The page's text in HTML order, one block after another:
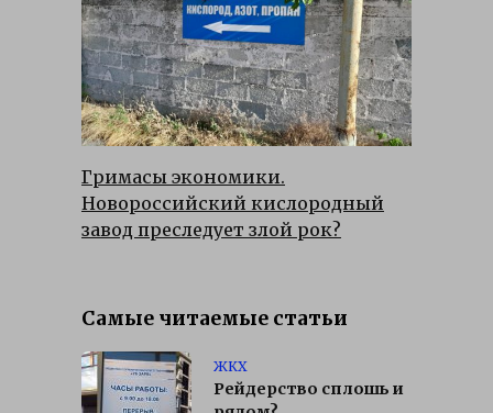
Гримасы экономики.
Новороссийский кислородный
завод преследует злой рок?
Самые читаемые статьи
ЖКХ
Рейдерство сплошь и